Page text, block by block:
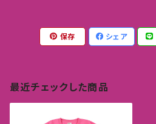
保存 シェア
最近チェックした商品